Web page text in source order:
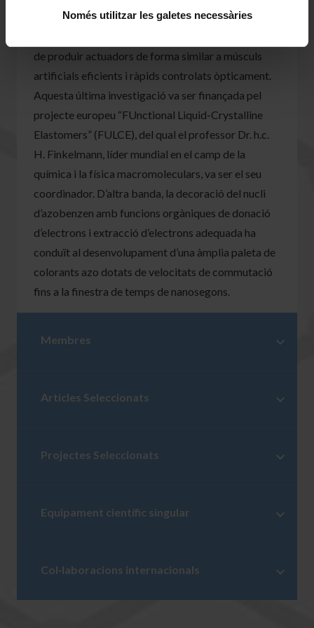
Només utilitzar les galetes necessàries
s’han introduït derivats azo sensibles a la llum a les
de produir actuadors de forma similar a músculs
artificials eficients i ràpids controlats òpticament.
Aquesta última investigació va ser finançada pel
projecte europeu “FUnctional Liquid-Crystalline
Elastomers” (FULCE), del qual el professor Dr. h.c.
H. Finkelmann, líder mundial en el camp de la
química i la física macromoleculars, va ser el seu
coordinador. D’altra banda, la decoració del nucli
d’azobenzen amb funcions orgàniques de donació
d’electrons i extracció d’electrons adequada ha
conduït al desenvolupament d’una àmplia paleta de
colorants azo dotats de velocitats de commutació
fins a la finestra de temps de nanosegons.
Membres
Articles Seleccionats
Projectes Seleccionats
Equipament científic singular
Col·laboracions internacionals